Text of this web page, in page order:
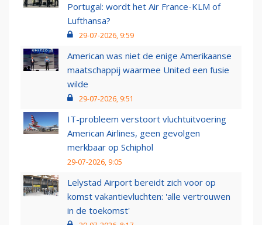
Portugal: wordt het Air France-KLM of
Lufthansa?
29-07-2026, 9:59
American was niet de enige Amerikaanse
maatschappij waarmee United een fusie
wilde
29-07-2026, 9:51
IT-probleem verstoort vluchtuitvoering
American Airlines, geen gevolgen
merkbaar op Schiphol
29-07-2026, 9:05
Lelystad Airport bereidt zich voor op
komst vakantievluchten: 'alle vertrouwen
in de toekomst'